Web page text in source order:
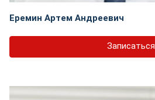
Еремин Артем Андреевич
Записаться